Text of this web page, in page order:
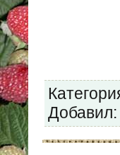
Добавил: